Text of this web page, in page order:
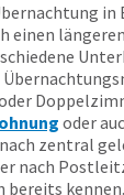
einen
oder
zentral
nach